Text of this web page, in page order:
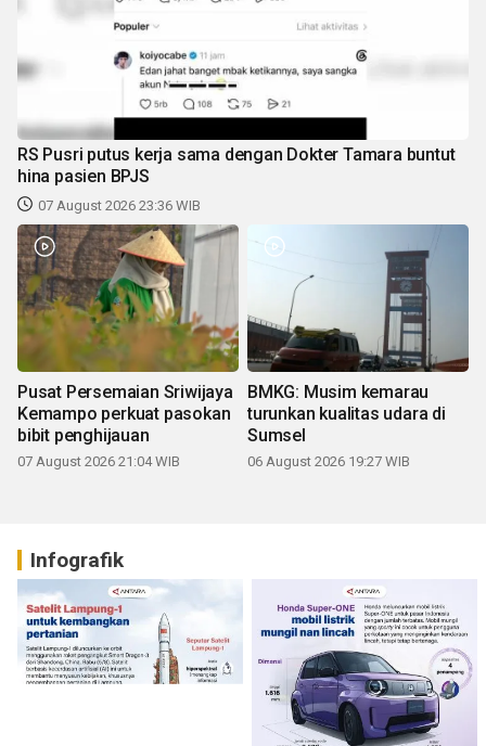
RS Pusri putus kerja sama dengan Dokter Tamara buntut
hina pasien BPJS
07 August 2026 23:36 WIB
Pusat Persemaian Sriwijaya
Kemampo perkuat pasokan
bibit penghijauan
07 August 2026 21:04 WIB
BMKG: Musim kemarau
turunkan kualitas udara di
Sumsel
06 August 2026 19:27 WIB
Infografik